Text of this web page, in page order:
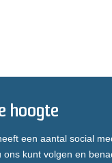
hoogte
een aantal social
ons kunt volgen en